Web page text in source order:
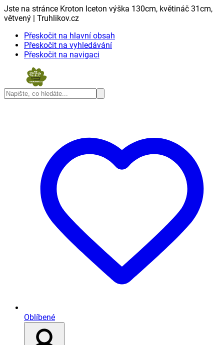
Jste na stránce Kroton Iceton výška 130cm, květináč 31cm,
větvený | Truhlikov.cz
Přeskočit na hlavní obsah
Přeskočit na vyhledávání
Přeskočit na navigaci
Oblíbené